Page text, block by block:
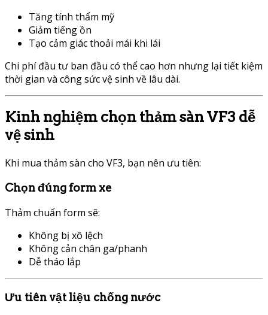
Tăng tính thẩm mỹ
Giảm tiếng ồn
Tạo cảm giác thoải mái khi lái
Chi phí đầu tư ban đầu có thể cao hơn nhưng lại tiết kiệm
thời gian và công sức vệ sinh về lâu dài.
Kinh nghiệm chọn thảm sàn VF3 dễ
vệ sinh
Khi mua thảm sàn cho VF3, bạn nên ưu tiên:
Chọn đúng form xe
Thảm chuẩn form sẽ:
Không bị xô lệch
Không cản chân ga/phanh
Dễ tháo lắp
Ưu tiên vật liệu chống nước